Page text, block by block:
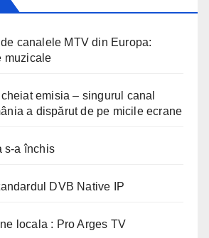
canalele MTV din Europa:
muzicale
emisia – singurul canal
a dispărut de pe micile ecrane
s-a închis
DVB Native IP
locala : Pro Arges TV